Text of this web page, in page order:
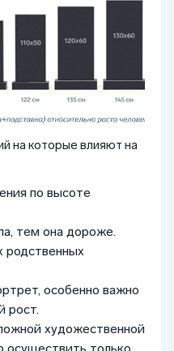
на которые влияют на
по высоте
тем она дороже.
особенно важно
рост.
художественной